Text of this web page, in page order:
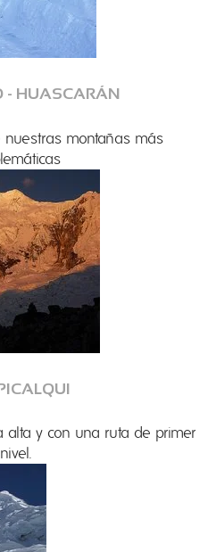
- HUASCARÁN
nuestras montañas más
y con una ruta de primer
nivel.